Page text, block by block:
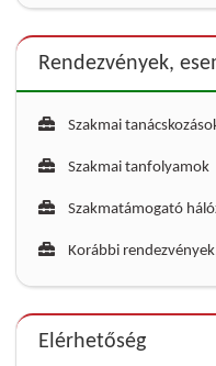
Rendezvények,
Szakmai
Szakmai tanfolyamok
Szakmatámogató
Korábbi
Elérhetőség